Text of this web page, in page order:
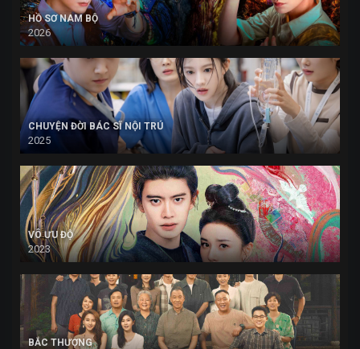
HỒ SƠ NAM BỘ
2026
CHUYỆN ĐỜI BÁC SĨ NỘI TRÚ
2025
VÔ ƯU ĐỘ
2023
BẮC THƯỢNG